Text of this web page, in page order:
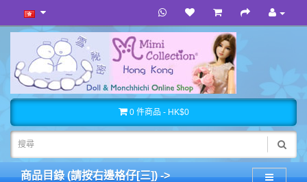
0 件商品 - HK$0
商品目錄 (請按右邊格仔[三]) ->